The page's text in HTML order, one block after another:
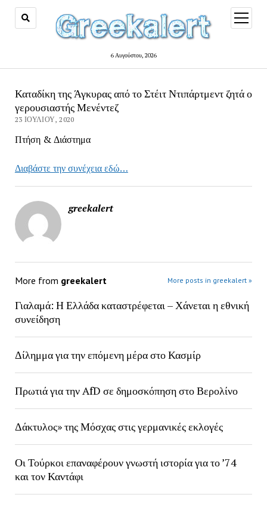
6 Αυγούστου, 2026
open
menu
Καταδίκη της Άγκυρας από το Στέιτ Ντιπάρτμεντ ζητά ο
γερουσιαστής Μενέντεζ
23 ΙΟΥΛΊΟΥ, 2020
Πτήση & Διάστημα
Διαβάστε την συνέχεια εδώ…
greekalert
More from greekalert More posts in greekalert »
Γιαλαμά: Η Ελλάδα καταστρέφεται – Χάνεται η εθνική
συνείδηση
Δίλημμα για την επόμενη μέρα στο Κασμίρ
Πρωτιά για την AfD σε δημοσκόπηση στο Βερολίνο
Δάκτυλος» της Μόσχας στις γερμανικές εκλογές
Οι Τούρκοι επαναφέρουν γνωστή ιστορία για το ’74
και τον Καντάφι